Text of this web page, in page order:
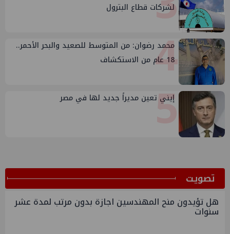
لشركات قطاع البترول
4
محمد رضوان: من المتوسط للصعيد والبحر الأحمر..
18 عام من الاستكشاف
5
إيني تعين مديراً جديد لها في مصر
ﺗﺼﻮﻳﺖ
هل تؤيدون منح المهندسين اجازة بدون مرتب لمدة عشر
سنوات